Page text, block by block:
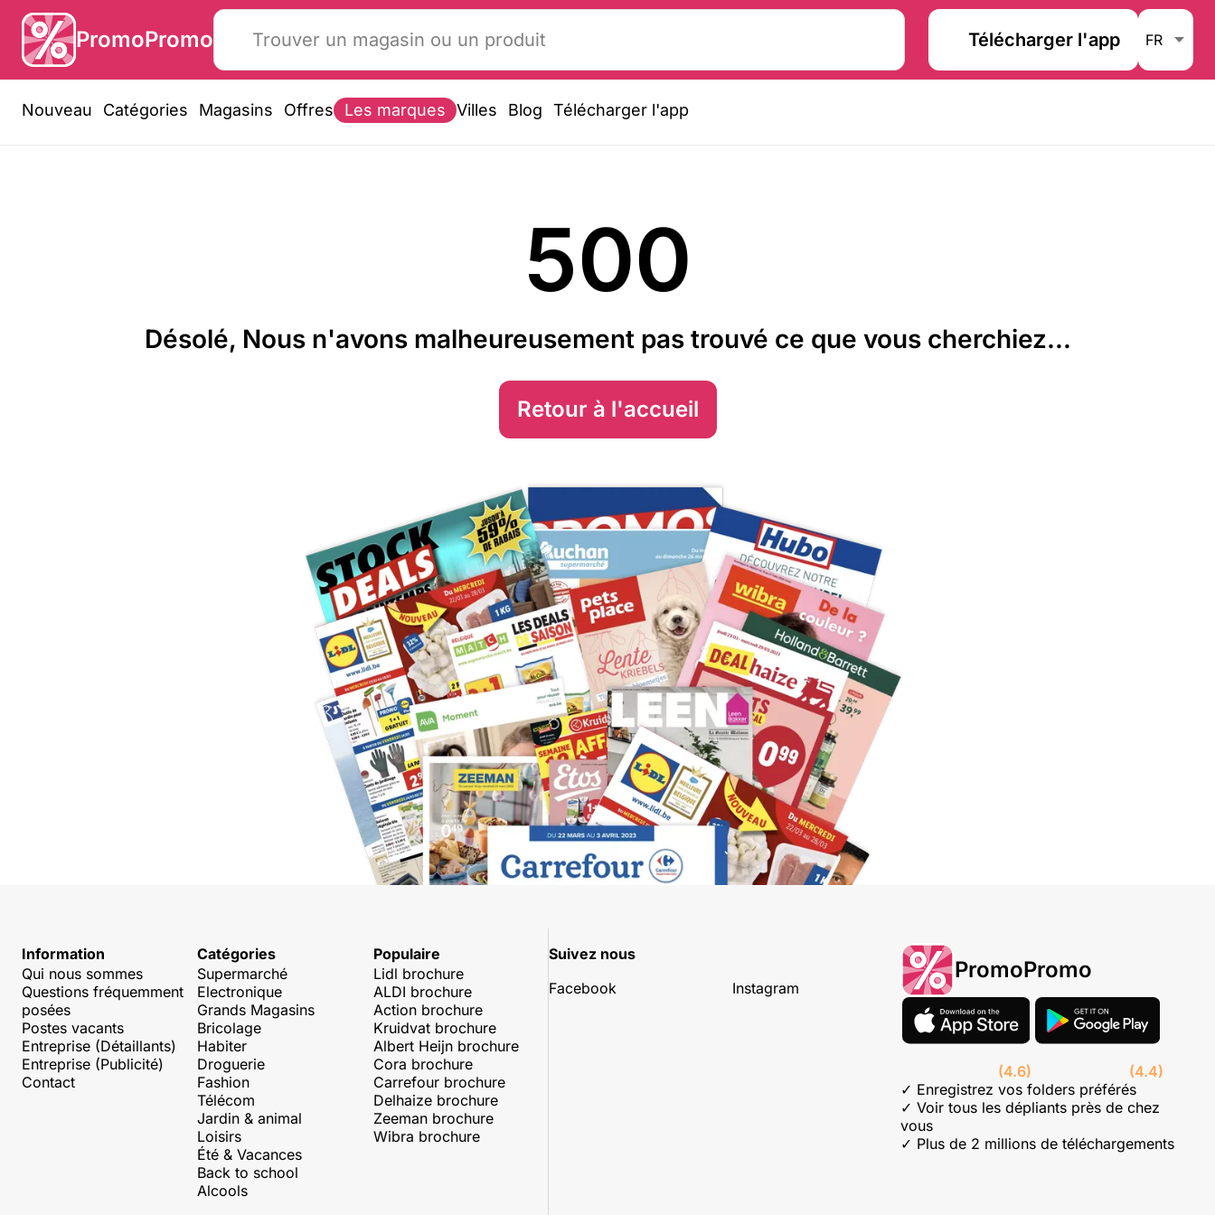
PromoPromo Télécharger l'app
Nouveau Catégories Magasins Offres Les marques Villes Blog Télécharger l'app
500
Désolé, Nous n'avons malheureusement pas trouvé ce que vous cherchiez...
Retour à l'accueil
Information
Qui nous sommes
Questions fréquemment
posées
Postes vacants
Entreprise (Détaillants)
Entreprise (Publicité)
Contact
Catégories
Supermarché
Electronique
Grands Magasins
Bricolage
Habiter
Droguerie
Fashion
Télécom
Jardin & animal
Loisirs
Été & Vacances
Back to school
Alcools
Populaire
Lidl brochure
ALDI brochure
Action brochure
Kruidvat brochure
Albert Heijn brochure
Cora brochure
Carrefour brochure
Delhaize brochure
Zeeman brochure
Wibra brochure
Suivez nous
Facebook
Instagram
PromoPromo
(4.6)
(4.4)
✓ Enregistrez vos folders préférés
✓ Voir tous les dépliants près de chez
vous
✓ Plus de 2 millions de téléchargements